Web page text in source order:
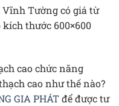
Tường có giá từ
thước 600×600
cao chức năng
cao như thế nào?
GIA PHÁTđể được tư